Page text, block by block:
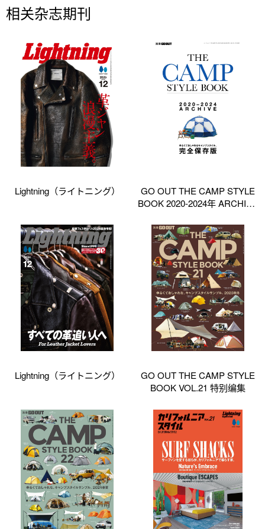
相关杂志期刊
Lightning（ライトニング）
GO OUT THE CAMP STYLE
BOOK 2020-2024年 ARCHIVE
Lightning（ライトニング）
GO OUT THE CAMP STYLE
BOOK VOL.21 特别编集